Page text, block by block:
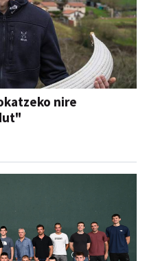
nire